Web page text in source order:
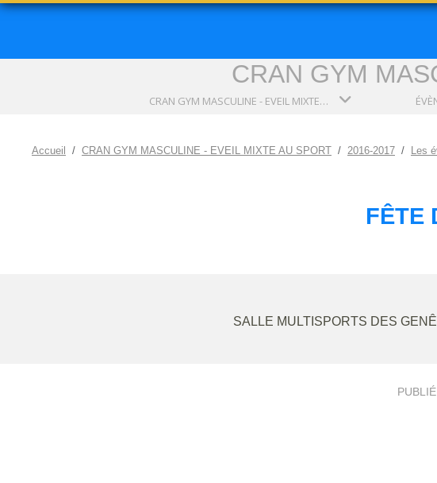
CRAN GYM
CRAN GYM MASCULINE - EVEIL MIXTE AU SPORT
Accueil CRAN GYM MASCULINE - EVEIL MIXTE AU SPORT 2016-2017 Les
FÊTE
SALLE MULTISPORTS DES